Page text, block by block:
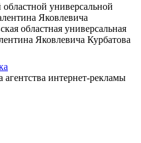
универсальной
Яковлевича
областная универсальная
Яковлевича Курбатова
агентства интернет-рекламы